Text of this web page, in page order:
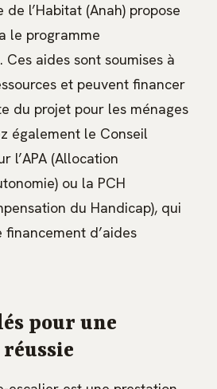
de l’Habitat (Anah) propose
le programme
Ces aides sont soumises à
et peuvent financer
du projet pour les ménages
également le Conseil
l’APA (Allocation
ou la PCH
du Handicap), qui
d’aides
pour une